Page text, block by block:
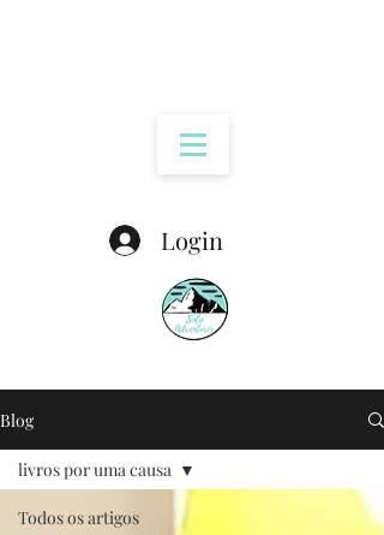
Login
Blog
Todos os artigos
livros por uma causa